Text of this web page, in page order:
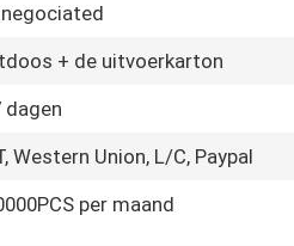
+ de uitvoerkarton
dagen
Western Union, L/C, Paypal
per maand